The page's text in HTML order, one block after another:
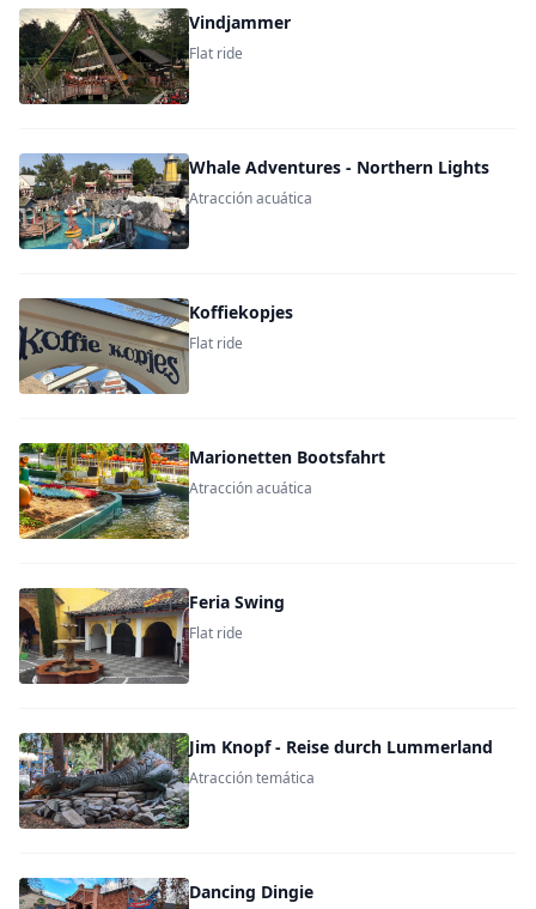
Vindjammer
Flat ride
Whale Adventures - Northern Lights
Atracción acuática
Koffiekopjes
Flat ride
Marionetten Bootsfahrt
Atracción acuática
Feria Swing
Flat ride
Jim Knopf - Reise durch Lummerland
Atracción temática
Dancing Dingie